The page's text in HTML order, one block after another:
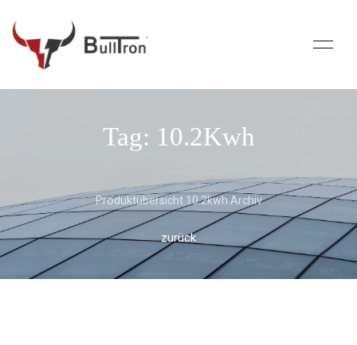
Tag: 10.2Kwh
Produktübersicht 10.2kwh Archiv
zurück